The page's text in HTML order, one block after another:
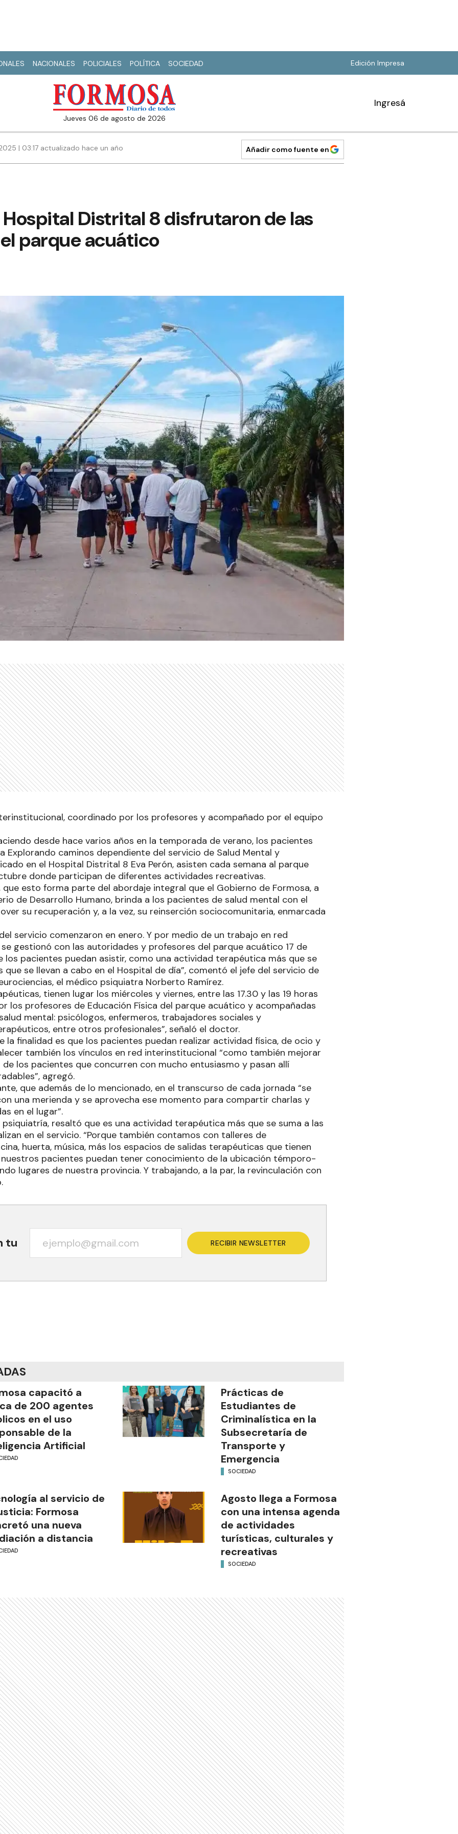
NACIONALES POLICIALES POLÍTICA SOCIEDAD Edición Impresa
jueves 06 de agosto de 2026
Ingresá
| 03:17 actualizado hace un año Añadir como fuente en
Distrital 8 disfrutaron de las
parque acuático
coordinado por los profesores y acompañado por el equipo
desde hace varios años en la temporada de verano, los pacientes
Explorando caminos dependiente del servicio de Salud Mental y
en el Hospital Distrital 8 Eva Perón, asisten cada semana al parque
donde participan de diferentes actividades recreativas.
que esto forma parte del abordaje integral que el Gobierno de Formosa, a
de Desarrollo Humano, brinda a los pacientes de salud mental con el
su recuperación y, a la vez, su reinserción sociocomunitaria, enmarcada
servicio comenzaron en enero. Y por medio de un trabajo en red
gestionó con las autoridades y profesores del parque acuático 17 de
los pacientes puedan asistir, como una actividad terapéutica más que se
que se llevan a cabo en el Hospital de día”, comentó el jefe del servicio de
el médico psiquiatra Norberto Ramírez.
tienen lugar los miércoles y viernes, entre las 17.30 y las 19 horas
los profesores de Educación Física del parque acuático y acompañadas
mental: psicólogos, enfermeros, trabajadores sociales y
entre otros profesionales”, señaló el doctor.
la finalidad es que los pacientes puedan realizar actividad física, de ocio y
también los vínculos en red interinstitucional “como también mejorar
los pacientes que concurren con mucho entusiasmo y pasan allí
agregó.
que además de lo mencionado, en el transcurso de cada jornada “se
una merienda y se aprovecha ese momento para compartir charlas y
en el lugar”.
psiquiatría, resaltó que es una actividad terapéutica más que se suma a las
en el servicio. “Porque también contamos con talleres de
huerta, música, más los espacios de salidas terapéuticas que tienen
pacientes puedan tener conocimiento de la ubicación témporo-
lugares de nuestra provincia. Y trabajando, a la par, la revinculación con
tu RECIBIR NEWSLETTER
capacitó a
de 200 agentes
en el uso
de la
Artificial
Prácticas de
Estudiantes de
Criminalística en la
Subsecretaría de
Transporte y
Emergencia
SOCIEDAD
al servicio de
Formosa
una nueva
a distancia
Agosto llega a Formosa
con una intensa agenda
de actividades
turísticas, culturales y
recreativas
SOCIEDAD